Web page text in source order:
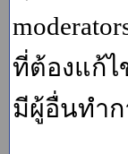
ที่ต้องแก้ไ
มีผู้อื่นทำ